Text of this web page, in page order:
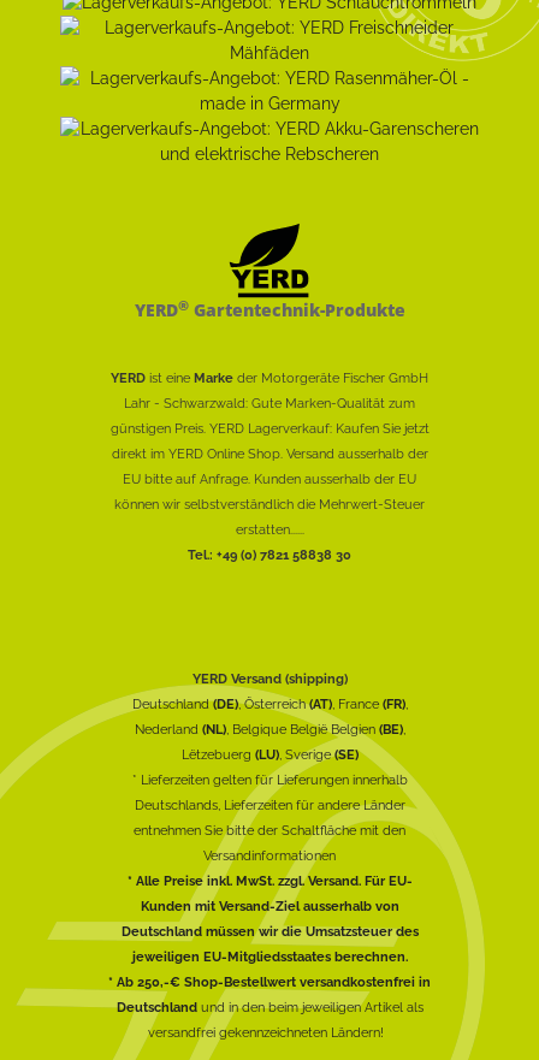
YERD®Gartentechnik-Produkte
YERD ist eine Marke der Motorgeräte Fischer GmbH
Lahr - Schwarzwald: Gute Marken-Qualität zum
günstigen Preis. YERD Lagerverkauf: Kaufen Sie jetzt
direkt im YERD Online Shop. Versand ausserhalb der
EU bitte auf Anfrage. Kunden ausserhalb der EU
können wir selbstverständlich die Mehrwert-Steuer
erstatten......
Tel.: +49 (0) 7821 58838 30
YERD Versand (shipping)
Deutschland(DE), Österreich(AT), France (FR),
Nederland (NL), Belgique België Belgien (BE),
Lëtzebuerg (LU), Sverige(SE)
* Lieferzeiten gelten für Lieferungen innerhalb
Deutschlands, Lieferzeiten für andere Länder
entnehmen Sie bitte der Schaltfläche mit den
Versandinformationen
* Alle Preise inkl. MwSt. zzgl. Versand. Für EU-
Kunden mit Versand-Ziel ausserhalb von
Deutschland müssen wir die Umsatzsteuer des
jeweiligen EU-Mitgliedsstaates berechnen.
* Ab 250,-€ Shop-Bestellwert versandkostenfrei in
Deutschlandund in den beim jeweiligen Artikel als
versandfrei gekennzeichneten Ländern!